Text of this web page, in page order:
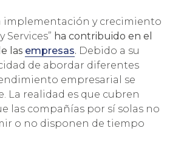
implementación y crecimiento
Services” ha contribuido en el
las empresas. Debido a su
de abordar diferentes
empresarial se
La realidad es que cubren
las compañías por sí solas no
o no disponen de tiempo